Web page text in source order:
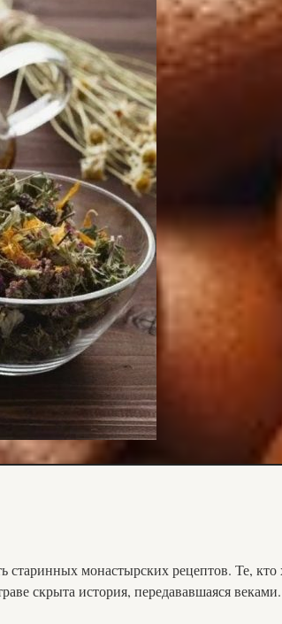
монастырских рецептов. Те,
скрыта история, передававшаяся